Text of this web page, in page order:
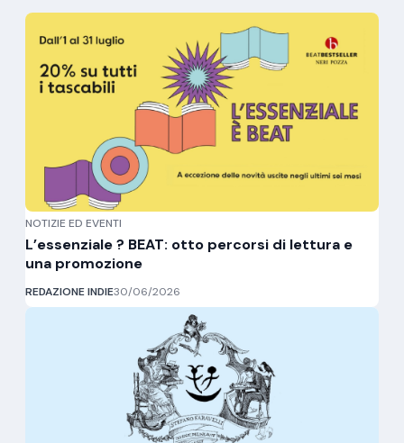
NOTIZIE ED EVENTI
L’essenziale ? BEAT: otto percorsi di lettura e
una promozione
REDAZIONE INDIE30/06/2026